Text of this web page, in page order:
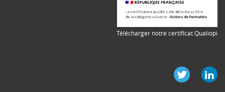
Télécharger notre certificat Qualiopi